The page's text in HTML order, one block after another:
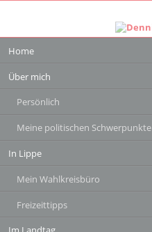
überspringen
Home
Über mich
Persönlich
Meine politischen Schwerpunkte
In Lippe
Mein Wahlkreisbüro
Freizeittipps